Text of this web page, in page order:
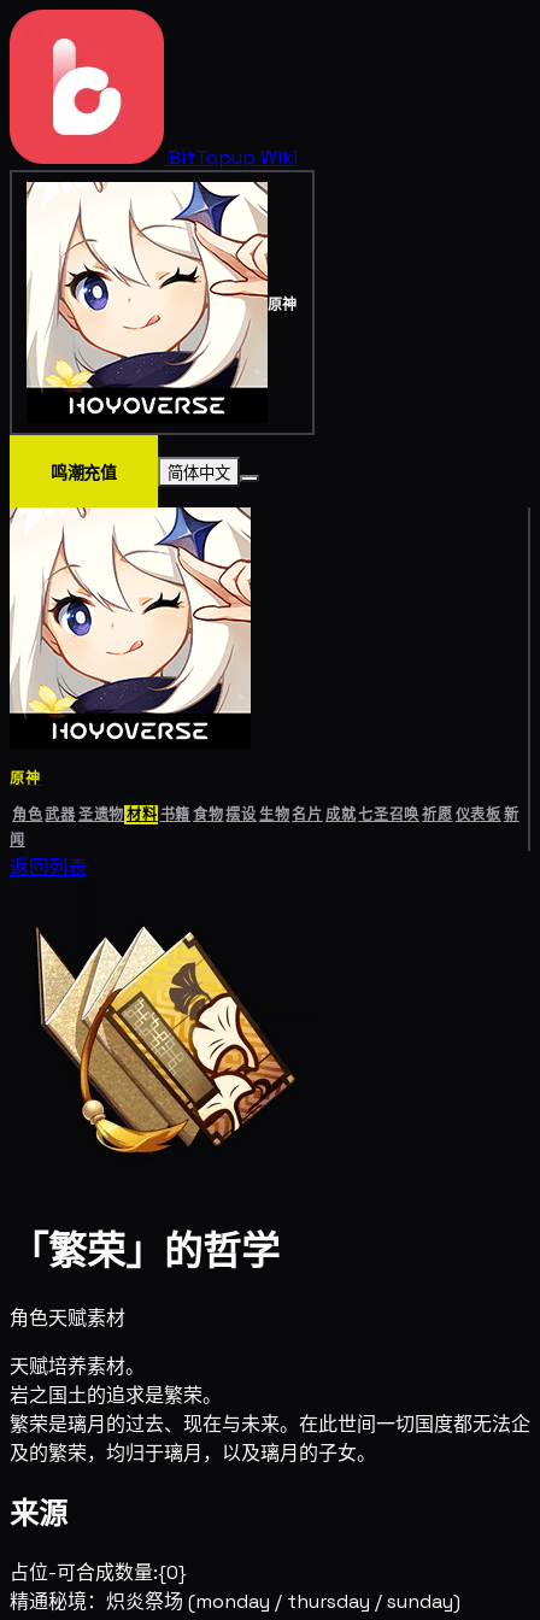
BitTopup Wiki
原神
鸣潮充值 简体中文
原神
角色武器圣遗物材料书籍食物摆设生物名片成就七圣召唤祈愿仪表板新
闻
返回列表
「繁荣」的哲学
角色天赋素材
天赋培养素材。
岩之国土的追求是繁荣。
繁荣是璃月的过去、现在与未来。在此世间一切国度都无法企
及的繁荣，均归于璃月，以及璃月的子女。
来源
占位-可合成数量:{0}
精通秘境：炽炎祭场 (monday / thursday / sunday)